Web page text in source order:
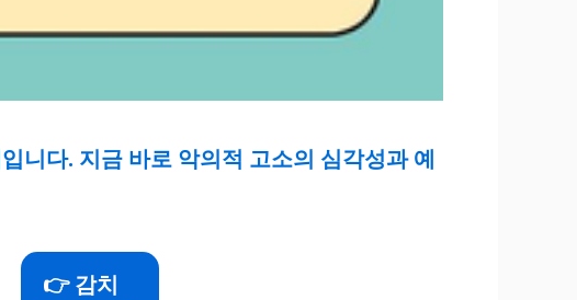
니다. 지금 바로 악의적 고소의 심각성과 예
👉 감치